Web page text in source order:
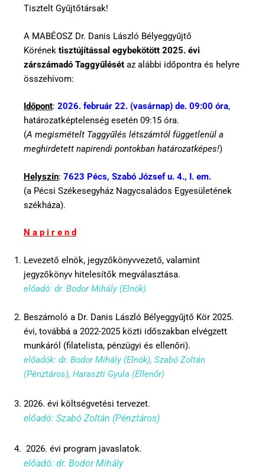
Tisztelt Gyűjtőtársak!
A MABÉOSZ Dr. Danis László Bélyeggyűjtő
Körének tisztújítással egybekötött 2025. évi
zárszámadó Taggyűlését az alábbi időpontra és helyre
összehívom:
Időpont: 2026. február 22. (vasárnap) de. 09:00 óra,
határozatképtelenség esetén 09:15 óra.
(A megismételt Taggyűlés létszámtól függetlenül a
meghirdetett napirendi pontokban határozatképes!)
Helyszín: 7623 Pécs, Szabó József u. 4., I. em.
(a Pécsi Székesegyház Nagycsaládos Egyesületének
székháza).
N a p i r e n d
Levezető elnök, jegyzőkönyvvezető, valamint
jegyzőkönyv hitelesítők megválasztása.
előadó: dr. Bodor Mihály (Elnök)
Beszámoló a Dr. Danis László Bélyeggyűjtő Kör 2025.
évi, továbbá a 2022-2025 közti időszakban elvégzett
munkáról (filatelista, pénzügyi és ellenőri).
előadók: dr. Bodor Mihály (Elnök), Szabó Zoltán
(Pénztáros), Haraszti Gyula (Ellenőr)
2026. évi költségvetési tervezet.
előadó: Szabó Zoltán (Pénztáros)
2026. évi program javaslatok.
előadó: dr. Bodor Mihály